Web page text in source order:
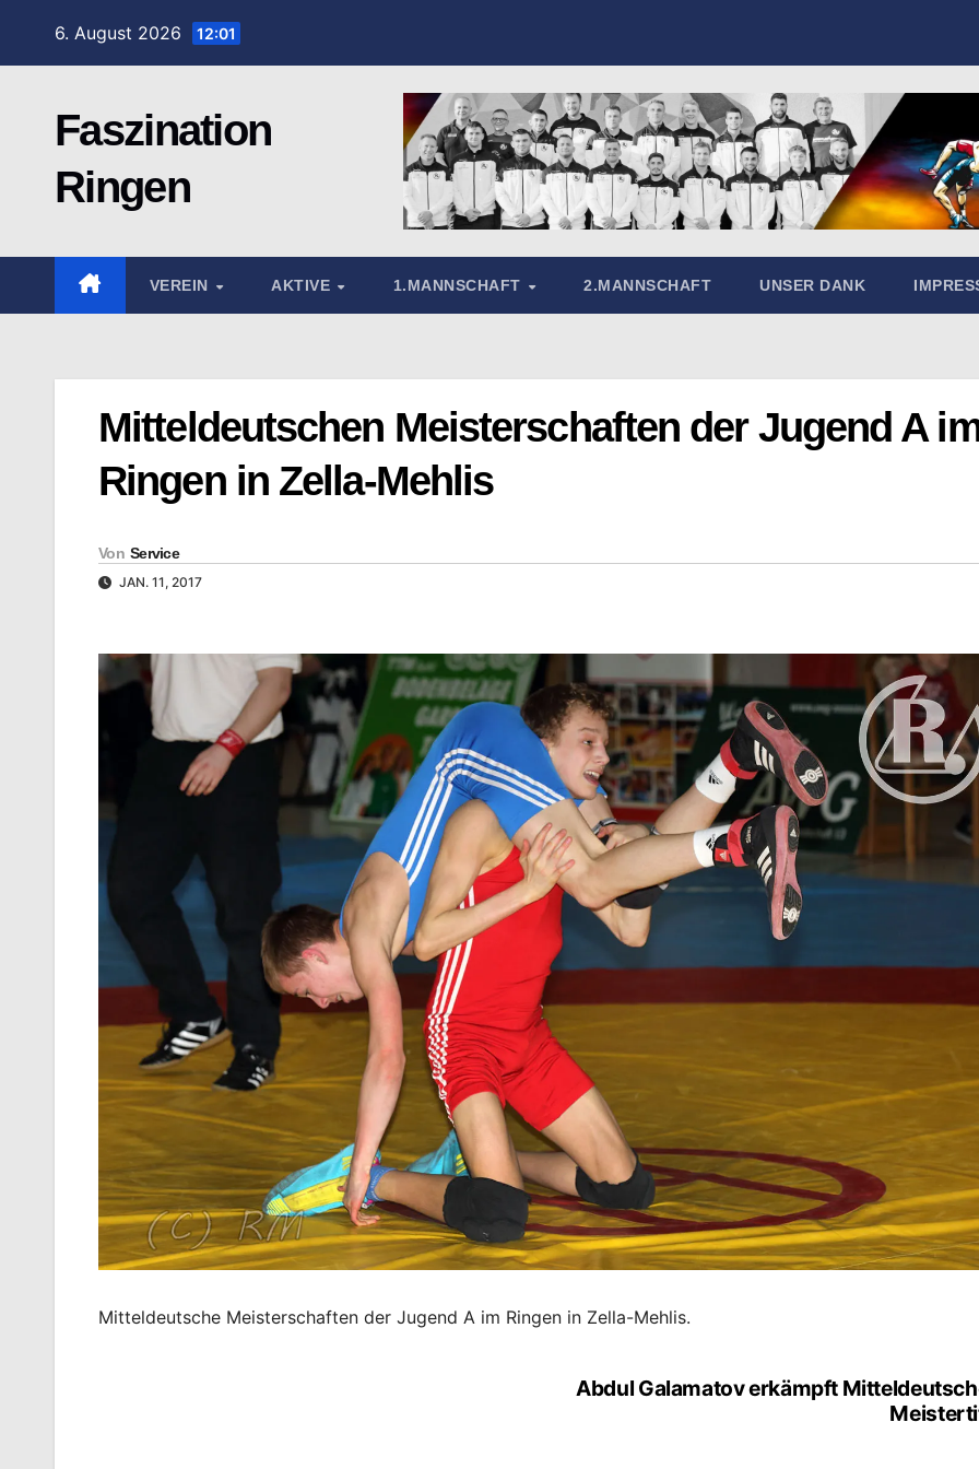
6. August 2026 12:01
Faszination
Ringen
VEREIN AKTIVE 1.MANNSCHAFT 2.MANNSCHAFT UNSER DANK
Mitteldeutschen Meisterschaften der Jugend A
Ringen in Zella-Mehlis
Von Service
JAN. 11, 2017
Mitteldeutsche Meisterschaften der Jugend A im Ringen in Zella-Mehlis.
Abdul Galamatov erkämpft